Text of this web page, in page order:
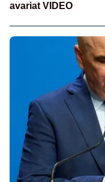
avariat VIDEO